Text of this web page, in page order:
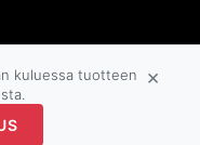
kuluessa tuotteen
×